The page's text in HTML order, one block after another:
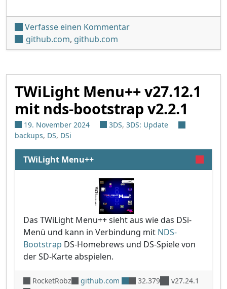
Verfasse einen Kommentarunter 'TWiLight Menu++
github.com, github.com
TWiLight Menu++ v27.12.1
mit nds-bootstrap v2.2.1
19. November 2024 3DS, 3DS: Update
backups, DS, DSi
TWiLight Menu++
Das TWiLight Menu++ sieht aus wie das DSi-
Menü und kann in Verbindung mit NDS-
Bootstrap DS-Homebrews und DS-Spiele von
der SD-Karte abspielen.
RocketRobz github.com 32.379
v27.24.1